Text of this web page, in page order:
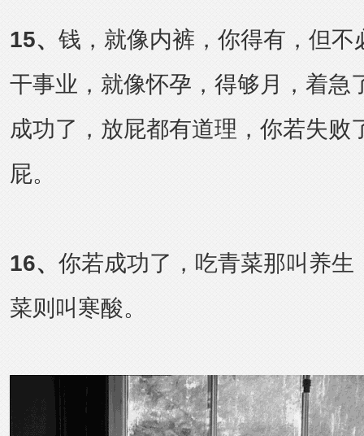
15、 钱，就像内裤，你得有，但不
干事业，就像怀孕，得够月，着急
成功了，放屁都有道理，你若失败
屁。
16、 你若成功了，吃青菜那叫养生
菜则叫寒酸。